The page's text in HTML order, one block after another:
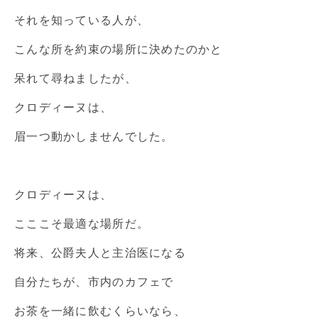
それを知っている人が、
こんな所を約束の場所に決めたのかと
呆れて尋ねましたが、
クロディーヌは、
眉一つ動かしませんでした。
クロディーヌは、
こここそ最適な場所だ。
将来、公爵夫人と主治医になる
自分たちが、市内のカフェで
お茶を一緒に飲むくらいなら、